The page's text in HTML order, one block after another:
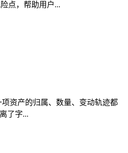
点，帮助用户...
资产的归属、数量、变动轨迹都
了字...